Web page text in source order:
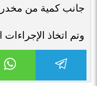
جانب كمية من
وتم اتخاذ الإجراءات